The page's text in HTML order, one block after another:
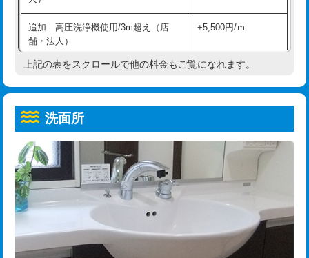
コンクリート斫り（厚さ10㎝超え）
モルタル補修（厚さ10㎝まで） 27,500円
モルタル補修（厚さ10㎝超え） 38,500円
洗面台設置 38,500円
追加人工
廃棄・処分 現場見積
※給水管工事は20mmまでの価格です。
給水管工事※（ホール加工)
給水管工事※（バンド止め) 3,300円
給水管工事※（支持金具設置) 5,500円
給水管工事※（保温材使用（バンド止
め込み）)
5,500円
給水管工事※（土の掘削・埋め戻し作
業)
11,000円
給水管工事※（塩ビ管（VP・HI）使
用/3ｍまで)
33,000円
給水管工事※（塩ビ管（VP・HI）使
用（追加）/3ｍ超え)
追加 高圧洗浄機使用/3m超え（店
舗・法人）
+5,500円/ｍ
高度高圧洗浄換 現地調査
トーラー機使用/3mまで
追加トーラー機使用/3m超え +3,300円
カメラ調査 33,000円
桝清掃
止水・漏水調査・防水処理・清掃・修
理・調整・分解・加工など（軽作業）
11,000円
上記の表をスクロールで他の料金もご覧になれます。
洗面所